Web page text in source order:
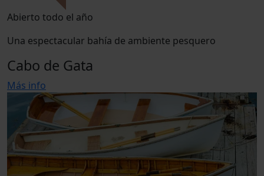
Abierto todo el año
Una espectacular bahía de ambiente pesquero
Cabo de Gata
Más info